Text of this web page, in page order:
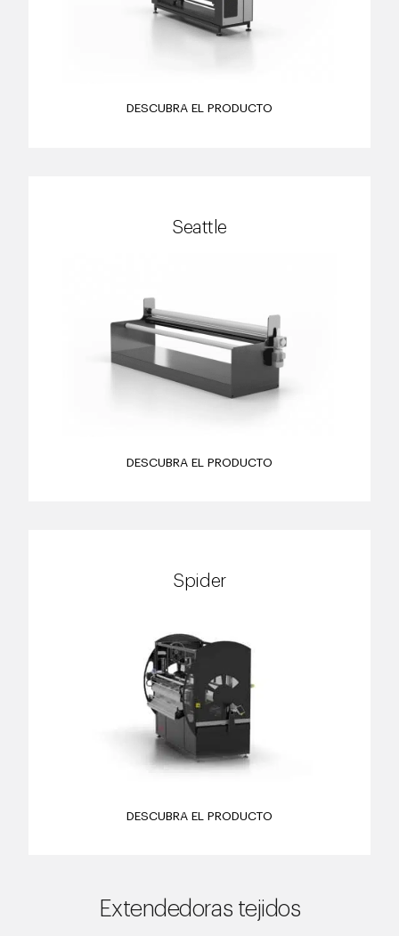
DESCUBRA EL PRODUCTO
Seattle
DESCUBRA EL PRODUCTO
Spider
DESCUBRA EL PRODUCTO
Extendedoras tejidos